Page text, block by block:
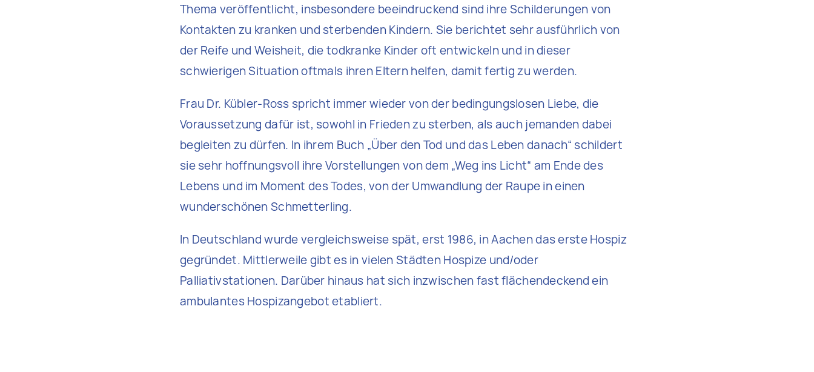
Thema veröffentlicht, insbesondere beeindruckend sind ihre Schilderungen von
Kontakten zu kranken und sterbenden Kindern. Sie berichtet sehr ausführlich von
der Reife und Weisheit, die todkranke Kinder oft entwickeln und in dieser
schwierigen Situation oftmals ihren Eltern helfen, damit fertig zu werden.
Frau Dr. Kübler-Ross spricht immer wieder von der bedingungslosen Liebe, die
Voraussetzung dafür ist, sowohl in Frieden zu sterben, als auch jemanden dabei
begleiten zu dürfen. In ihrem Buch „Über den Tod und das Leben danach“ schildert
sie sehr hoffnungsvoll ihre Vorstellungen von dem „Weg ins Licht“ am Ende des
Lebens und im Moment des Todes, von der Umwandlung der Raupe in einen
wunderschönen Schmetterling.
In Deutschland wurde vergleichsweise spät, erst 1986, in Aachen das erste Hospiz
gegründet. Mittlerweile gibt es in vielen Städten Hospize und/oder
Palliativstationen. Darüber hinaus hat sich inzwischen fast flächendeckend ein
ambulantes Hospizangebot etabliert.